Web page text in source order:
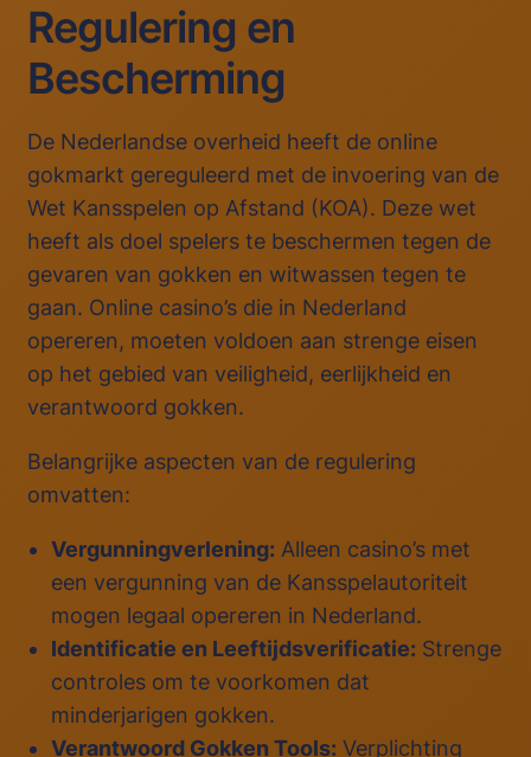
Regulering en
Bescherming
De Nederlandse overheid heeft de online
gokmarkt gereguleerd met de invoering van de
Wet Kansspelen op Afstand (KOA). Deze wet
heeft als doel spelers te beschermen tegen de
gevaren van gokken en witwassen tegen te
gaan. Online casino’s die in Nederland
opereren, moeten voldoen aan strenge eisen
op het gebied van veiligheid, eerlijkheid en
verantwoord gokken.
Belangrijke aspecten van de regulering
omvatten:
Vergunningverlening: Alleen casino’s met
een vergunning van de Kansspelautoriteit
mogen legaal opereren in Nederland.
Identificatie en Leeftijdsverificatie: Strenge
controles om te voorkomen dat
minderjarigen gokken.
Verantwoord Gokken Tools: Verplichting